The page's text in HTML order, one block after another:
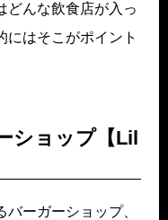
どんな飲食店が入っ
にはそこがポイント
ショップ【Lil
ーガーショップ、